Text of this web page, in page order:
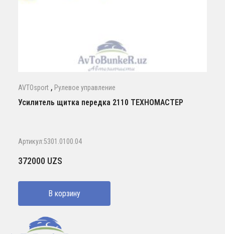
AVTOsport , Рулевое управление
Усилитель щитка передка 2110 ТЕХНОМАСТЕР
Артикул:5301.0100.04
372000 UZS
В корзину